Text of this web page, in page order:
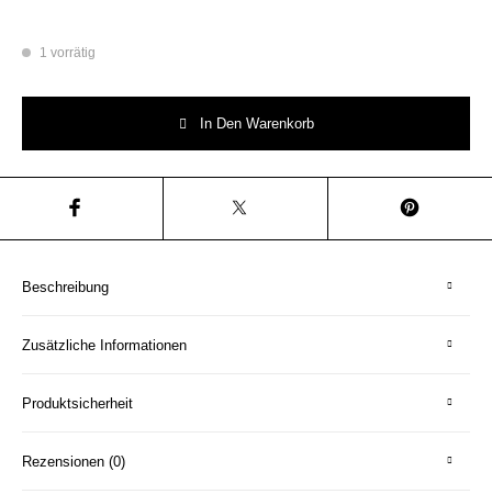
1 vorrätig
In Den Warenkorb
Beschreibung
Zusätzliche Informationen
Produktsicherheit
Rezensionen (0)